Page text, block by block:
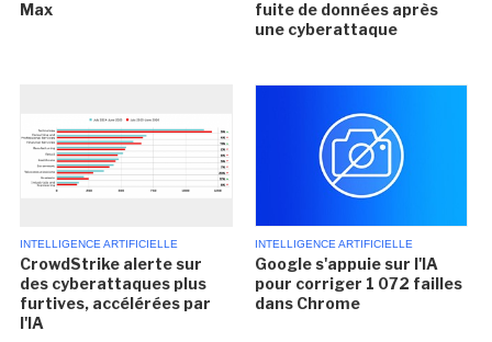
Max
fuite de données après
une cyberattaque
INTELLIGENCE ARTIFICIELLE
CrowdStrike alerte sur
des cyberattaques plus
furtives, accélérées par
l'IA
INTELLIGENCE ARTIFICIELLE
Google s'appuie sur l'IA
pour corriger 1 072 failles
dans Chrome